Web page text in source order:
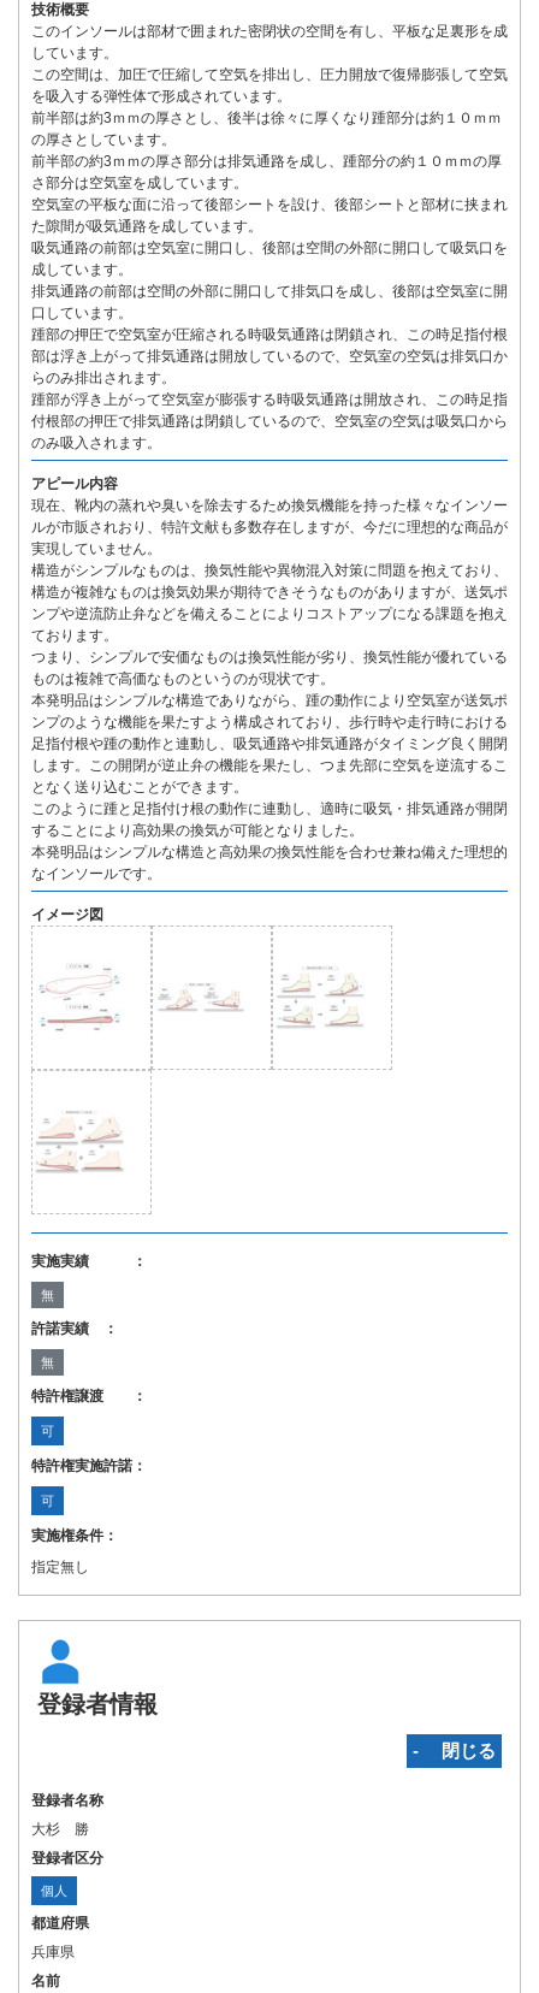
技術概要
このインソールは部材で囲まれた密閉状の空間を有し、平板な足裏形を成
しています。
この空間は、加圧で圧縮して空気を排出し、圧力開放で復帰膨張して空気
を吸入する弾性体で形成されています。
前半部は約3ｍｍの厚さとし、後半は徐々に厚くなり踵部分は約１０ｍｍ
の厚さとしています。
前半部の約3ｍｍの厚さ部分は排気通路を成し、踵部分の約１０ｍｍの厚
さ部分は空気室を成しています。
空気室の平板な面に沿って後部シートを設け、後部シートと部材に挟まれ
た隙間が吸気通路を成しています。
吸気通路の前部は空気室に開口し、後部は空間の外部に開口して吸気口を
成しています。
排気通路の前部は空間の外部に開口して排気口を成し、後部は空気室に開
口しています。
踵部の押圧で空気室が圧縮される時吸気通路は閉鎖され、この時足指付根
部は浮き上がって排気通路は開放しているので、空気室の空気は排気口か
らのみ排出されます。
踵部が浮き上がって空気室が膨張する時吸気通路は開放され、この時足指
付根部の押圧で排気通路は閉鎖しているので、空気室の空気は吸気口から
のみ吸入されます。
アピール内容
現在、靴内の蒸れや臭いを除去するため換気機能を持った様々なインソー
ルが市販されおり、特許文献も多数存在しますが、今だに理想的な商品が
実現していません。
構造がシンプルなものは、換気性能や異物混入対策に問題を抱えており、
構造が複雑なものは換気効果が期待できそうなものがありますが、送気ポ
ンプや逆流防止弁などを備えることによりコストアップになる課題を抱え
ております。
つまり、シンプルで安価なものは換気性能が劣り、換気性能が優れている
ものは複雑で高価なものというのが現状です。
本発明品はシンプルな構造でありながら、踵の動作により空気室が送気ポ
ンプのような機能を果たすよう構成されており、歩行時や走行時における
足指付根や踵の動作と連動し、吸気通路や排気通路がタイミング良く開閉
します。この開閉が逆止弁の機能を果たし、つま先部に空気を逆流するこ
となく送り込むことができます。
このように踵と足指付け根の動作に連動し、適時に吸気・排気通路が開閉
することにより高効果の換気が可能となりました。
本発明品はシンプルな構造と高効果の換気性能を合わせ兼ね備えた理想的
なインソールです。
イメージ図
実施実績 ：
無
許諾実績 ：
無
特許権譲渡 ：
可
特許権実施許諾：
可
実施権条件：
指定無し
登録者情報
‐ 閉じる
登録者名称
大杉 勝
登録者区分
個人
都道府県
兵庫県
名前